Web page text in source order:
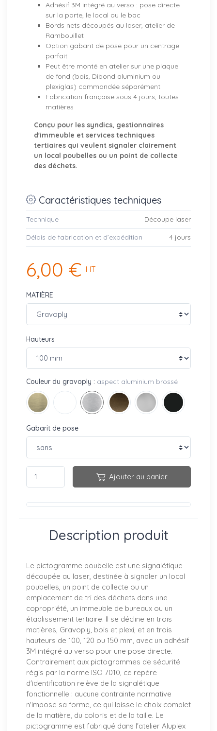
Adhésif 3M intégré au verso : pose directe
sur la porte, le local ou le bac
Bords nets découpés au laser, atelier de
Rambouillet
Option gabarit de pose pour un centrage
parfait
Peut être monté en atelier sur une plaque
de fond (bois, Dibond aluminium ou
plexiglas) commandée séparément
Fabrication française sous 4 jours, toutes
matières
Conçu pour les syndics, gestionnaires
d'immeuble et services techniques
tertiaires qui veulent signaler clairement
un local poubelles ou un point de collecte
des déchets.
Caractéristiques techniques
Technique Découpe laser
Délais de fabrication et d’expédition 4 jours
6,00 € HT
MATIÈRE
Hauteurs
Couleur du gravoply : aspect aluminium brossé
Gabarit de pose
Ajouter au panier
Description produit
Le pictogramme poubelle est une signalétique
découpée au laser, destinée à signaler un local
poubelles, un point de collecte ou un
emplacement de tri des déchets dans une
copropriété, un immeuble de bureaux ou un
établissement tertiaire. Il se décline en trois
matières, Gravoply, bois et plexi, et en trois
hauteurs de 100, 120 ou 150 mm, avec un adhésif
3M intégré au verso pour une pose directe.
Contrairement aux pictogrammes de sécurité
régis par la norme ISO 7010, ce repère
d'identification relève de la signalétique
fonctionnelle : aucune contrainte normative
n'impose sa forme, ce qui laisse le choix complet
de la matière, du coloris et de la taille. Le
pictogramme est fabriqué dans l'atelier Aluplex